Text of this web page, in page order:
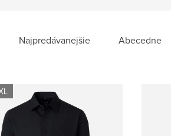
Najpredávanejšie Abecedne